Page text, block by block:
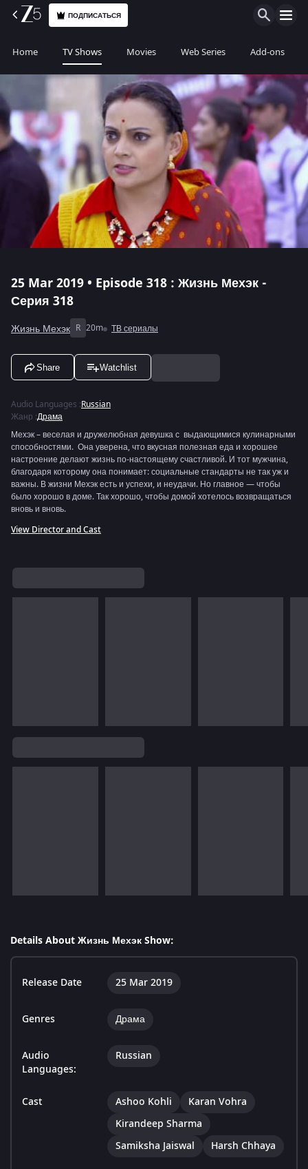
ПОДПИСАТЬСЯ
Home TV Shows Movies Web Series Add-ons
25 Mar 2019 • Episode 318 : Жизнь Мехэк -
Серия 318
Жизнь Мехэк R 20m ТВ сериалы
Share Watchlist
Audio Languages :Russian
Жанр :Драма
Мехэк – веселая и дружелюбная девушка с выдающимися кулинарными
способностями. Она уверена, что вкусная полезная еда и хорошее
настроение делают жизнь по-настоящему счастливой. И тот мужчина,
благодаря которому она понимает: социальные стандарты не так уж и
важны. В жизни Мехэк есть и успехи, и неудачи. Но главное — чтобы
было хорошо в доме. Так хорошо, чтобы домой хотелось возвращаться
вновь и вновь.
View Director and Cast
Details About Жизнь Мехэк Show:
Release Date 25 Mar 2019
Genres Драма
Audio
Languages:
Russian
Cast Ashoo Kohli
Karan Vohra
Kirandeep Sharma
Samiksha Jaiswal
Harsh Chhaya